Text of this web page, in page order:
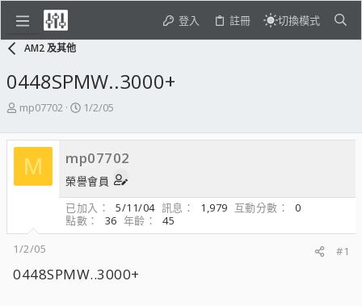
登入 註冊 切換模式
AM2 及其他
0448SPMW..3000+
主
發
起
人
mp07702
開
日
期
1/2/05
M mp07702
榮譽會員
已加入
5/11/04 訊息 1,979 互動分數
0
點數
36 年齡
45
1/2/05
#1
0448SPMW..3000+